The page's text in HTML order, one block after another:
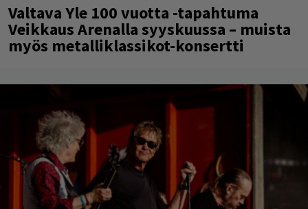
Valtava Yle 100 vuotta -tapahtuma
Veikkaus Arenalla syyskuussa – muista
myös metalliklassikot-konsertti